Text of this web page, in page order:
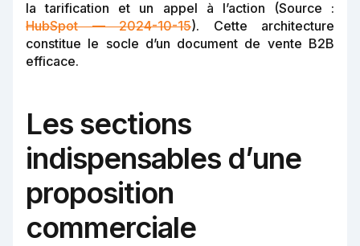
la tarification et un appel à l’action (Source :
HubSpot — 2024-10-15). Cette architecture
constitue le socle d’un document de vente B2B
efficace.
Les sections
indispensables d’une
proposition
commerciale